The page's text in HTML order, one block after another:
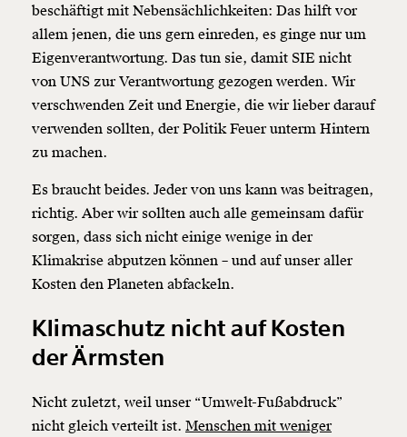
beschäftigt mit Nebensächlichkeiten: Das hilft vor
allem jenen, die uns gern einreden, es ginge nur um
Eigenverantwortung. Das tun sie, damit SIE nicht
von UNS zur Verantwortung gezogen werden. Wir
verschwenden Zeit und Energie, die wir lieber darauf
verwenden sollten, der Politik Feuer unterm Hintern
zu machen.
Es braucht beides. Jeder von uns kann was beitragen,
richtig. Aber wir sollten auch alle gemeinsam dafür
sorgen, dass sich nicht einige wenige in der
Klimakrise abputzen können – und auf unser aller
Kosten den Planeten abfackeln.
Klimaschutz nicht auf Kosten
der Ärmsten
Nicht zuletzt, weil unser “Umwelt-Fußabdruck”
nicht gleich verteilt ist. Menschen mit weniger